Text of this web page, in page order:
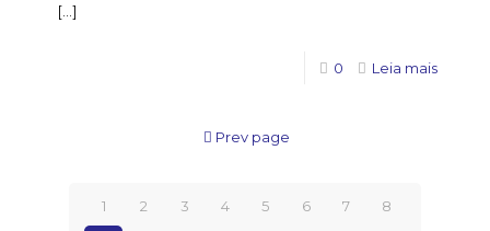
[…]
0 Leia mais
Prev page
1 2 3 4 5 6 7 8